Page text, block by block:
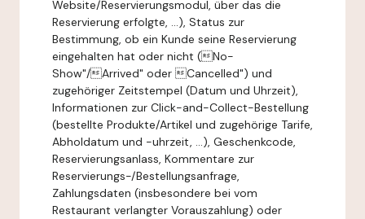
Website/Reservierungsmodul, über das die
Reservierung erfolgte, ...), Status zur
Bestimmung, ob ein Kunde seine Reservierung
eingehalten hat oder nicht (No-
Show"/Arrived" oder Cancelled") und
zugehöriger Zeitstempel (Datum und Uhrzeit),
Informationen zur Click-and-Collect-Bestellung
(bestellte Produkte/Artikel und zugehörige Tarife,
Abholdatum und -uhrzeit, ...), Geschenkcode,
Reservierungsanlass, Kommentare zur
Reservierungs-/Bestellungsanfrage,
Zahlungsdaten (insbesondere bei vom
Restaurant verlangter Vorauszahlung) oder